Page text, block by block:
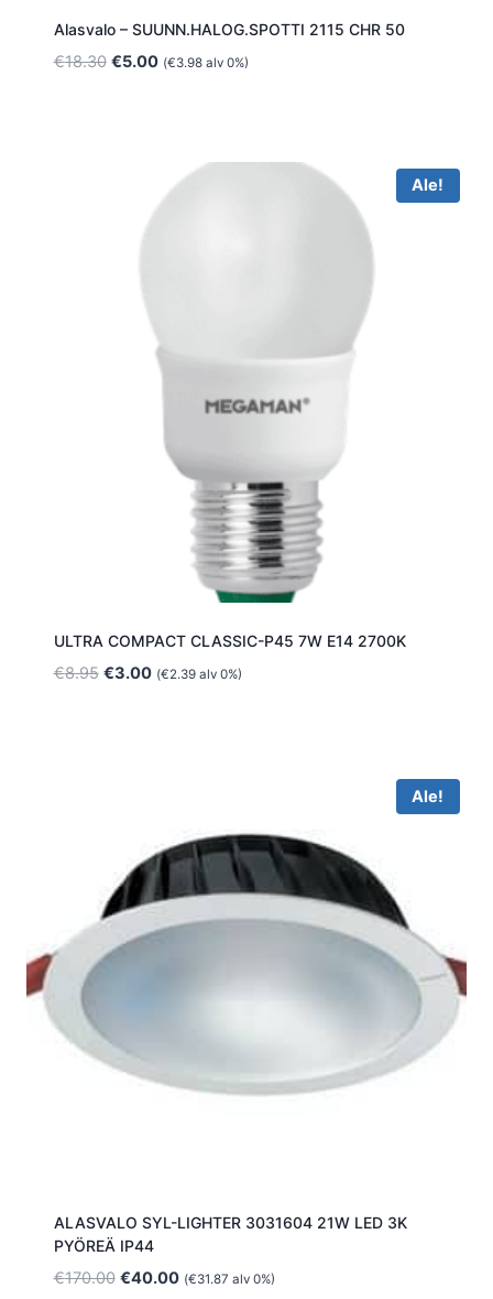
Alasvalo – SUUNN.HALOG.SPOTTI 2115 CHR 50
€18.30 Alkuperäinen
€5.00Nykyinen
(€3.98alv 0%)
Ale!
ULTRA COMPACT CLASSIC-P45 7W E14 2700K
€8.95 Alkuperäinen
€3.00Nykyinen
(€2.39alv 0%)
Ale!
ALASVALO SYL-LIGHTER 3031604 21W LED 3K
PYÖREÄ IP44
€170.00 Alkuperäinen
€40.00Nykyinen
(€31.87 alv 0%)